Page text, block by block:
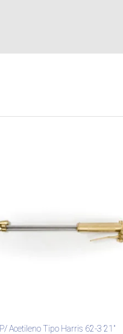
Acetileno Tipo Harris 62-3 21″